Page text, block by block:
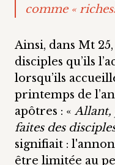
comme «
Ainsi, dans Mt
disciples qu’ils
lorsqu’ils
printemps de
apôtres : « Allant,
faites des
signifiait :
être limitée au